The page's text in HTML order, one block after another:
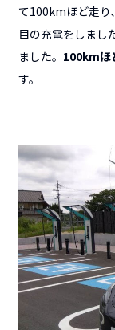
て100kmほど走り
目の充電をしまし
ました。 100kmほ
す。